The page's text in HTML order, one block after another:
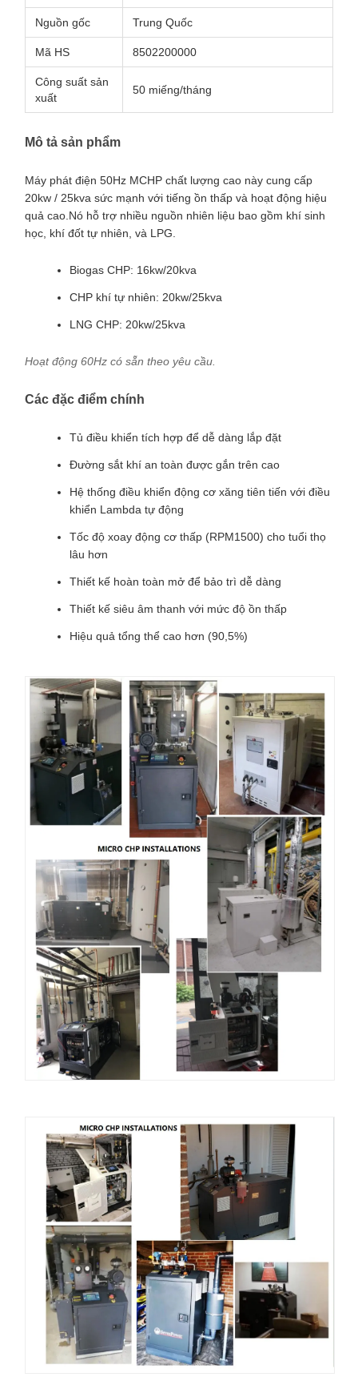
Nguồn gốc Trung Quốc
Mã HS 8502200000
Công suất sản
xuất
50 miếng/tháng
Mô tả sản phẩm
Máy phát điện 50Hz MCHP chất lượng cao này cung cấp
20kw / 25kva sức mạnh với tiếng ồn thấp và hoạt động hiệu
quả cao.Nó hỗ trợ nhiều nguồn nhiên liệu bao gồm khí sinh
học, khí đốt tự nhiên, và LPG.
Biogas CHP: 16kw/20kva
CHP khí tự nhiên: 20kw/25kva
LNG CHP: 20kw/25kva
Hoạt động 60Hz có sẵn theo yêu cầu.
Các đặc điểm chính
Tủ điều khiển tích hợp để dễ dàng lắp đặt
Đường sắt khí an toàn được gắn trên cao
Hệ thống điều khiển động cơ xăng tiên tiến với điều
khiển Lambda tự động
Tốc độ xoay động cơ thấp (RPM1500) cho tuổi thọ
lâu hơn
Thiết kế hoàn toàn mở để bảo trì dễ dàng
Thiết kế siêu âm thanh với mức độ ồn thấp
Hiệu quả tổng thể cao hơn (90,5%)